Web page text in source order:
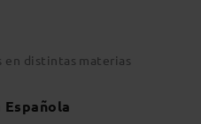
en distintas materias